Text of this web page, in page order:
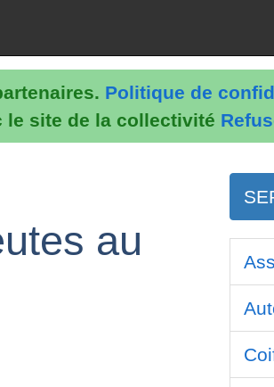
Politique de
le site de la collectivité
au